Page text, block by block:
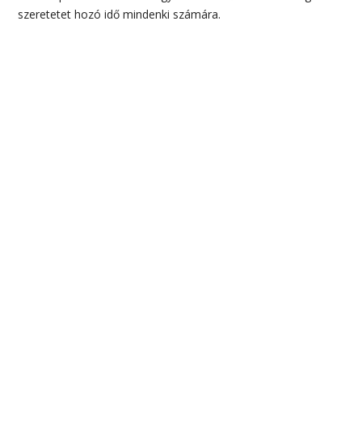
szeretetet hozó idő mindenki számára.